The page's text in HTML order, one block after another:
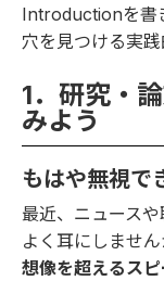
Introductionを書
穴を見つける実
1．研究・
みよう
もはや無視で
最近、ニュース
よく耳にしません
想像を超えるス